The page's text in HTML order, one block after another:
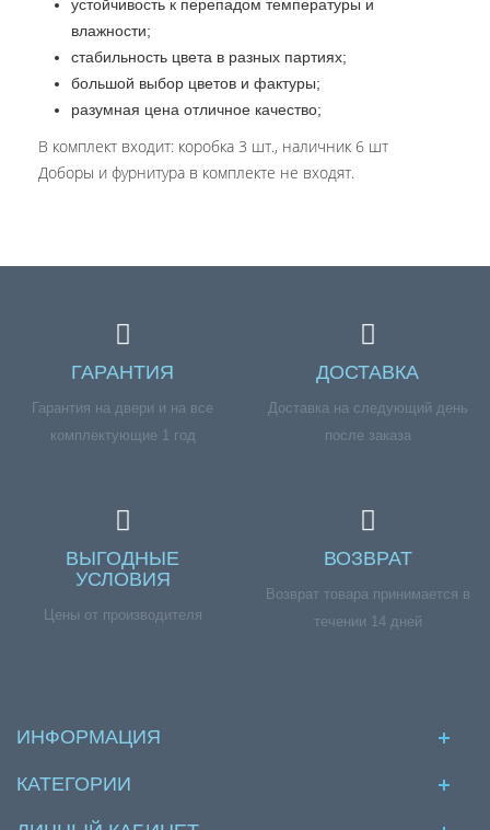
устойчивость к перепадом температуры и
влажности;
стабильность цвета в разных партиях;
большой выбор цветов и фактуры;
разумная цена отличное качество;
В комплект входит: коробка 3 шт., наличник 6 шт
Доборы и фурнитура в комплекте не входят.
ГАРАНТИЯ
Гарантия на двери и на все
комплектующие 1 год
ДОСТАВКА
Доставка на следующий день
после заказа
ВЫГОДНЫЕ
УСЛОВИЯ
Цены от производителя
ВОЗВРАТ
Возврат товара принимается в
течении 14 дней
ИНФОРМАЦИЯ
КАТЕГОРИИ